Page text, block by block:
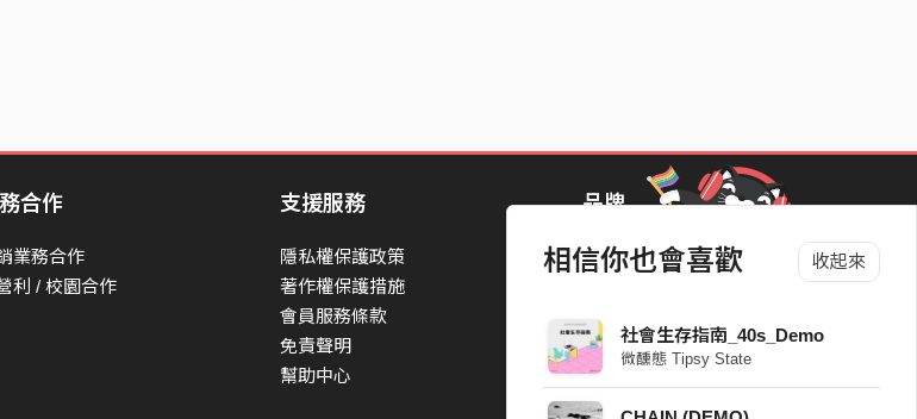
相信你也會喜歡 收起來
社會生存指南_40s_Demo
微醺態 Tipsy State
個銀河
在身邊
全都癒合
合作
業務合作
利 / 校園合作
支援服務
隱私權保護政策
著作權保護措施
會員服務條款
免責聲明
幫助中心
品牌
StreetVoice Awards 街聲音樂獎
Blow 吹音樂
Packer 派歌
SimpleLife 簡單生活節
ParkPark Carnival